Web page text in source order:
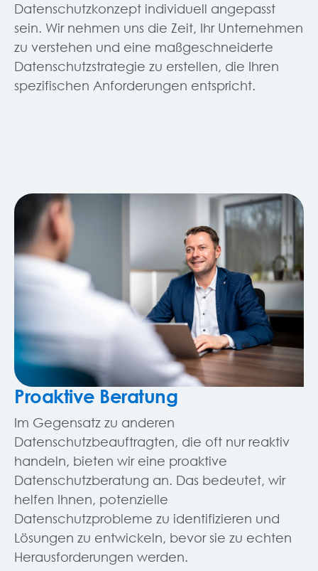
Datenschutzkonzept individuell angepasst
sein. Wir nehmen uns die Zeit, Ihr Unternehmen
zu verstehen und eine maßgeschneiderte
Datenschutzstrategie zu erstellen, die Ihren
spezifischen Anforderungen entspricht.
Proaktive Beratung
Im Gegensatz zu anderen
Datenschutzbeauftragten, die oft nur reaktiv
handeln, bieten wir eine proaktive
Datenschutzberatung an. Das bedeutet, wir
helfen Ihnen, potenzielle
Datenschutzprobleme zu identifizieren und
Lösungen zu entwickeln, bevor sie zu echten
Herausforderungen werden.